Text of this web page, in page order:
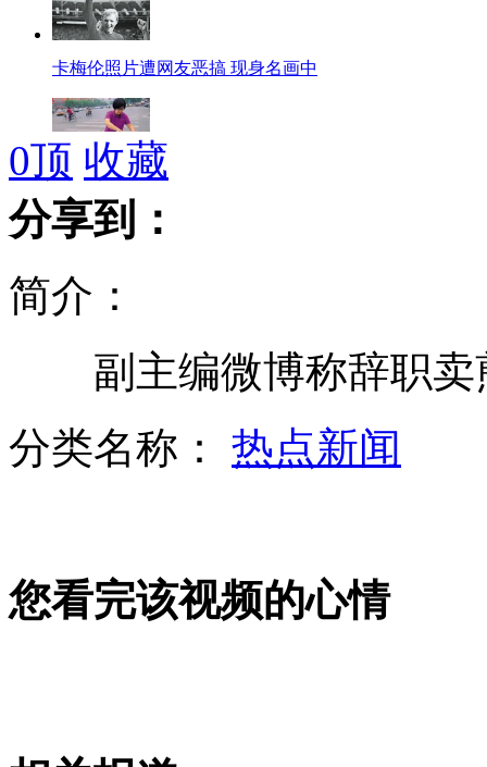
卡梅伦照片遭网友恶搞 现身名画中
知名网站副主编微博称辞职卖煎饼
美国男子在龙卷风前亲吻新娘
0顶 收藏
分享到：
简介：
副主编微博称辞职卖
分类名称： 热点新闻
您看完该视频的心情